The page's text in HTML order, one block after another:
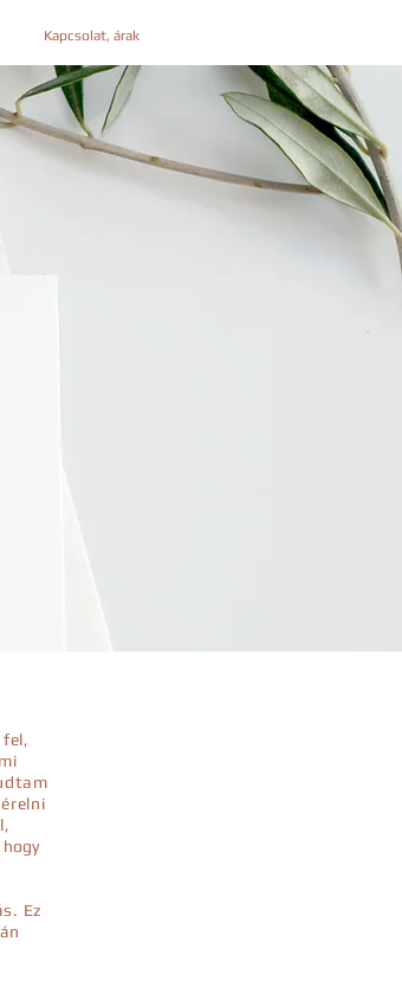
Kapcsolat, árak
hogy
Ez